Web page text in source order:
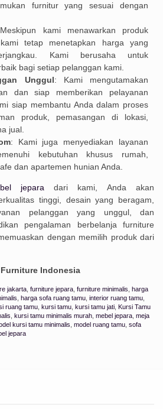
furnitur yang sesuai dengan
kami menawarkan produk
tetap menetapkan harga yang
Kami berusaha untuk
bagi setiap pelanggan kami.
Unggul: Kami mengutamakan
dan siap memberikan pelayanan
siap membantu Anda dalam proses
produk, pemasangan di lokasi,
jual.
: Kami juga menyediakan layanan
kebutuhan khusus rumah,
dan apartemen hunian Anda.
jeparadari kami, Anda akan
tinggi, desain yang beragam,
pelanggan yang unggul, dan
pengalaman berbelanja furniture
dengan memilih produk dari
Furniture Indonesia
jakarta, furniture jepara, furniture minimalis, harga
, harga sofa ruang tamu, interior ruang tamu,
ruang tamu, kursi tamu, kursi tamu jati, Kursi Tamu
, kursi tamu minimalis murah, mebel jepara, meja
kursi tamu minimalis, model ruang tamu, sofa
jepara